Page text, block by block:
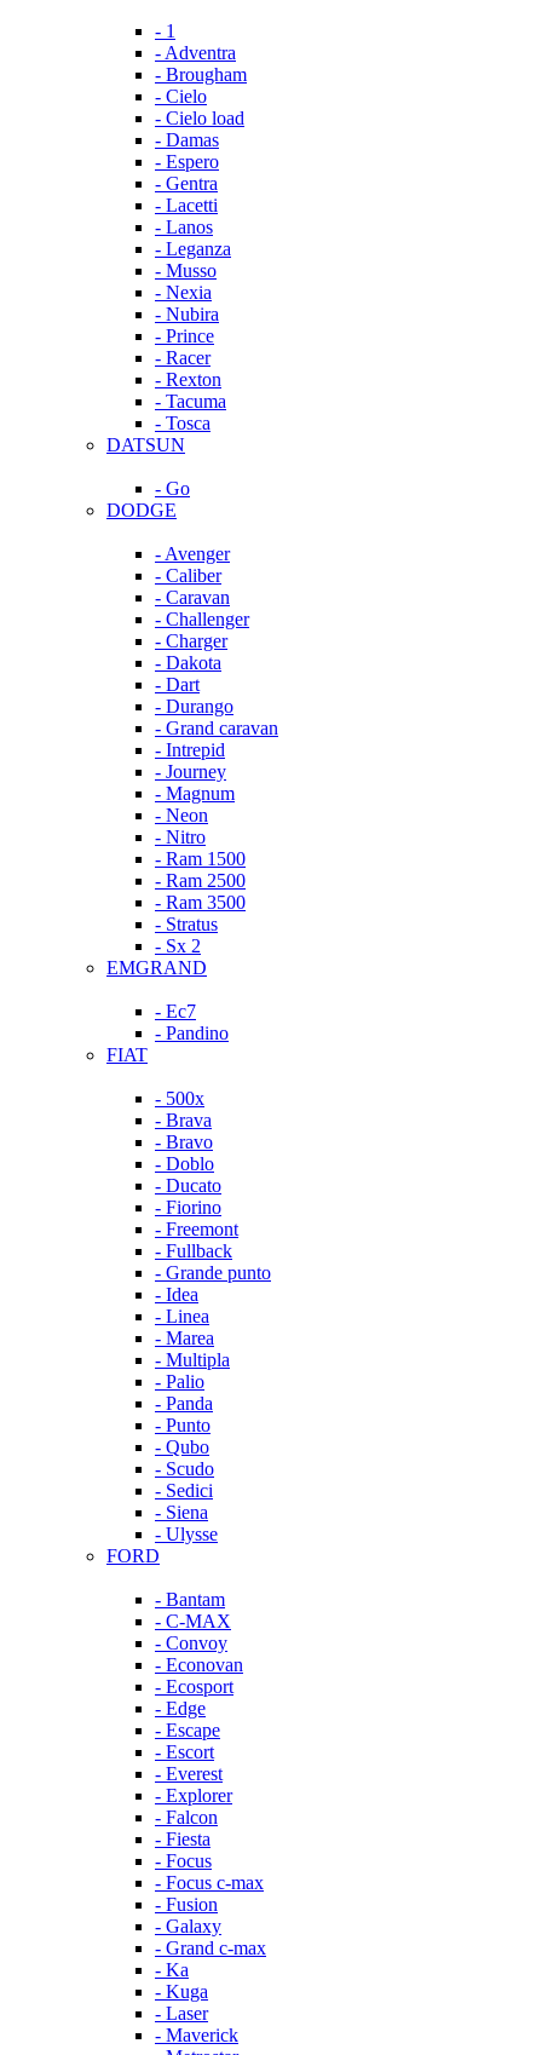
- 1
- Adventra
- Brougham
- Cielo
- Cielo load
- Damas
- Espero
- Gentra
- Lacetti
- Lanos
- Leganza
- Musso
- Nexia
- Nubira
- Prince
- Racer
- Rexton
- Tacuma
- Tosca
DATSUN
- Go
DODGE
- Avenger
- Caliber
- Caravan
- Challenger
- Charger
- Dakota
- Dart
- Durango
- Grand caravan
- Intrepid
- Journey
- Magnum
- Neon
- Nitro
- Ram 1500
- Ram 2500
- Ram 3500
- Stratus
- Sx 2
EMGRAND
- Ec7
- Pandino
FIAT
- 500x
- Brava
- Bravo
- Doblo
- Ducato
- Fiorino
- Freemont
- Fullback
- Grande punto
- Idea
- Linea
- Marea
- Multipla
- Palio
- Panda
- Punto
- Qubo
- Scudo
- Sedici
- Siena
- Ulysse
FORD
- Bantam
- C-MAX
- Convoy
- Econovan
- Ecosport
- Edge
- Escape
- Escort
- Everest
- Explorer
- Falcon
- Fiesta
- Focus
- Focus c-max
- Fusion
- Galaxy
- Grand c-max
- Ka
- Kuga
- Laser
- Maverick